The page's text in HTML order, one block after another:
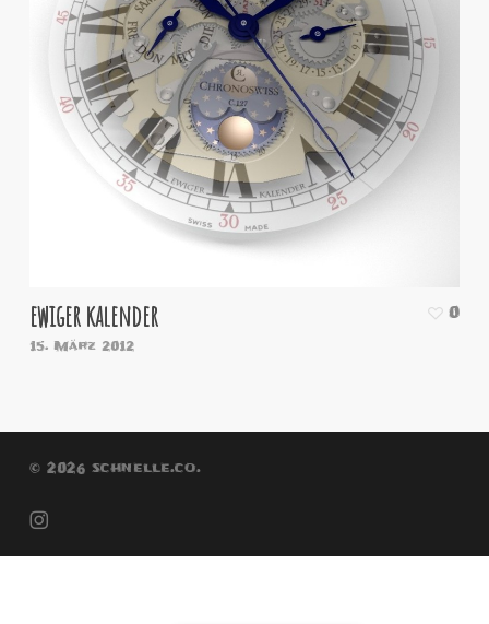
ewiger kalender
15. März 2012
0
© 2026 schnelle.co.
instagram